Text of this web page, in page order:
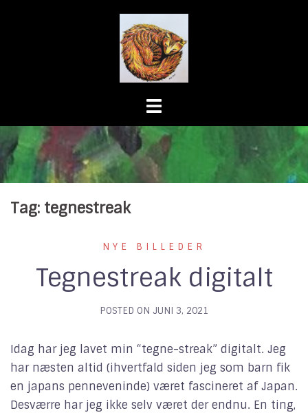
Tag: tegnestreak
NYE BILLEDER
Tegnestreak digitalt
POSTED ON JUNI 3, 2021
Idag har jeg lavet min “tegne-streak” digitalt. Jeg
har næsten altid (ihvertfald siden jeg som barn fik
en japans penneveninde) været fascineret af Japan.
Desværre har jeg ikke selv været der endnu. En ting,